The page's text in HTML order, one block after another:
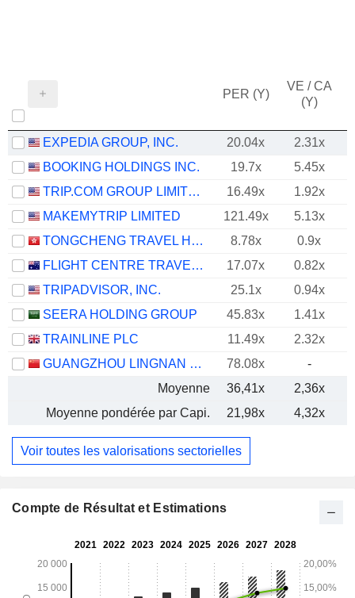
PER (Y)
VE / CA
(Y)
EXPEDIA GROUP, INC. 20.04x
2.31x
BOOKING HOLDINGS INC.
19.7x 5.45x
TRIP.COM GROUP LIMITED
16.49x
1.92x
MAKEMYTRIP LIMITED
121.49x 5.13x
TONGCHENG TRAVEL HOLDINGS LIMITED
8.78x
0.9x
FLIGHT CENTRE TRAVEL GROUP LIMITED
17.07x
0.82x
TRIPADVISOR, INC.
25.1x
0.94x
SEERA HOLDING GROUP
45.83x
1.41x
TRAINLINE PLC
11.49x
2.32x
GUANGZHOU LINGNAN GROUP HOLDINGS COMPANY LIMITED
78.08x
-
Moyenne
36,41x
2,36x
Moyenne pondérée par Capi.
21,98x 4,32x
Voir toutes les valorisations sectorielles
Compte de Résultat et Estimations